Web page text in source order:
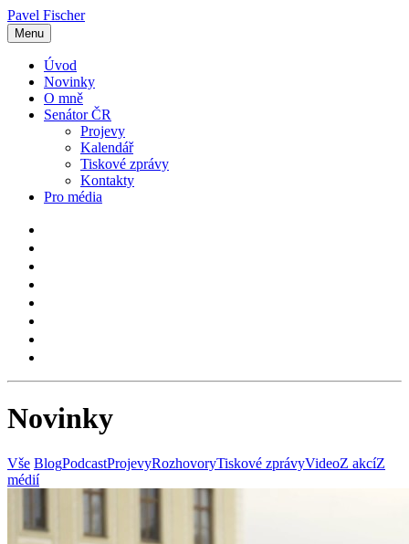
Pavel Fischer
Menu
Úvod
Novinky
O mně
Senátor ČR
Projevy
Kalendář
Tiskové zprávy
Kontakty
Pro média
Novinky
Vše BlogPodcastProjevyRozhovoryTiskové zprávyVideoZ akcíZ
médií